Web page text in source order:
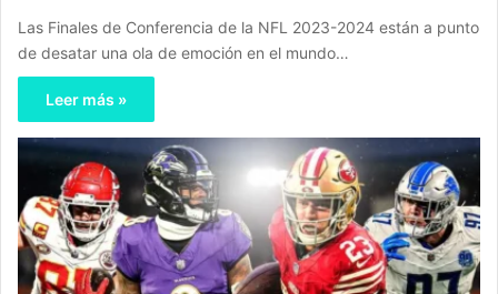
Las Finales de Conferencia de la NFL 2023-2024 están a punto
de desatar una ola de emoción en el mundo…
Leer más »